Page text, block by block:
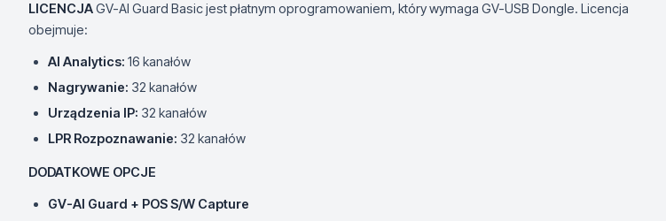
LICENCJAGV-AI Guard Basic jest płatnym oprogramowaniem, który wymaga GV-USB Dongle. Licencja
obejmuje:
AI Analytics: 16 kanałów
Nagrywanie: 32 kanałów
Urządzenia IP: 32 kanałów
LPR Rozpoznawanie: 32 kanałów
DODATKOWE OPCJE
GV-AI Guard + POS S/W Capture